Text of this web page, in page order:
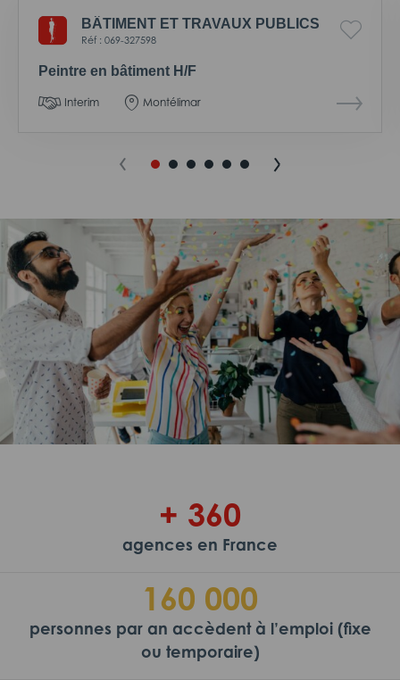
BÂTIMENT ET TRAVAUX PUBLICS
+ 360
160 000
personnes par an accèdent à l’emploi (fixe